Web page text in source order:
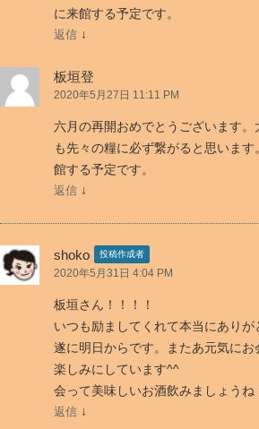
る
場
光
い
う
ノ！
に来館する予定です。
返信 ↓
板垣登
2020年5月27日 11:11 PM
六月の再開おめでとうございます
も先々の糧に必ず繋がると思いま
館する予定です。
返信 ↓
shoko 投稿作成者
2020年5月31日 4:04 PM
板垣さん！！！！
いつも励ましてくれて本当にありが
遂に明日からです。またあ元気にお
楽しみにしています^^
会って美味しいお酒飲みましょうね
返信 ↓